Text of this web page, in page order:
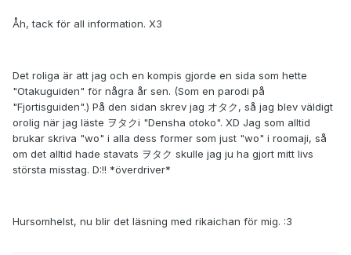
Åh, tack för all information. X3
Det roliga är att jag och en kompis gjorde en sida som hette
"Otakuguiden" för några år sen. (Som en parodi på
"Fjortisguiden".) På den sidan skrev jag オタク, så jag blev väldigt
orolig när jag läste ヲタクi "Densha otoko". XD Jag som alltid
brukar skriva "wo" i alla dess former som just "wo" i roomaji, så
om det alltid hade stavats ヲタク skulle jag ju ha gjort mitt livs
största misstag. D:!! *överdriver*
Hursomhelst, nu blir det läsning med rikaichan för mig. :3